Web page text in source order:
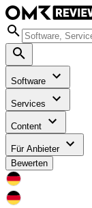
Software
Services
Content
Für Anbieter
Bewerten